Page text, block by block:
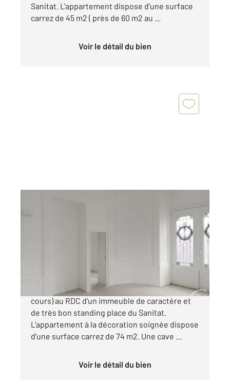
Sanitat. L'appartement dispose d'une surface
carrez de 45 m2 ( près de 60 m2 au ...
Voir le détail du bien
323 400 €
Très beau T3 rénové (travaux de finition en
cours) au RDC d'un immeuble de caractère et
de très bon standing place du Sanitat.
L'appartement à la décoration soignée dispose
d'une surface carrez de 74 m2. Une cave ...
Voir le détail du bien